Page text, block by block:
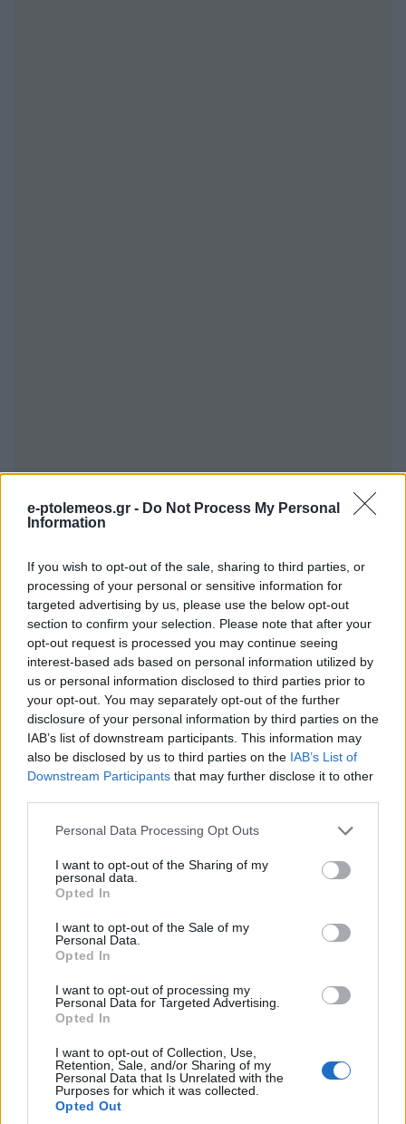
e-ptolemeos.gr - Do Not Process My Personal
Information
If you wish to opt-out of the sale, sharing to third parties, or
processing of your personal or sensitive information for
targeted advertising by us, please use the below opt-out
section to confirm your selection. Please note that after your
opt-out request is processed you may continue seeing
interest-based ads based on personal information utilized by
us or personal information disclosed to third parties prior to
your opt-out. You may separately opt-out of the further
disclosure of your personal information by third parties on the
IAB’s list of downstream participants. This information may
also be disclosed by us to third parties on the IAB’s List of
Downstream Participants that may further disclose it to other
Please note that this website/app uses one or more Google
not limited to your visit or usage behaviour. You may click to
grant or deny consent to Google and its third-party tags to
use your data for below specified purposes in below Google
consent section.
Personal Data Processing Opt Outs
I want to opt-out of the Sharing of my
personal data.
Opted In
I want to opt-out of the Sale of my
Personal Data.
Opted In
I want to opt-out of processing my
Personal Data for Targeted Advertising.
Opted In
I want to opt-out of Collection, Use,
Retention, Sale, and/or Sharing of my
Personal Data that Is Unrelated with the
Purposes for which it was collected.
Opted Out
Από τα τέλη της δεκαετίας του 1980 και μέχρι
Δημητρίου κάλυπτε το σημαντικότερο ποσοστό
των ενεργειακών αναγκών της χώρας,
τροφοδοτούμενος με λιγνίτη από τα Ορυχεία